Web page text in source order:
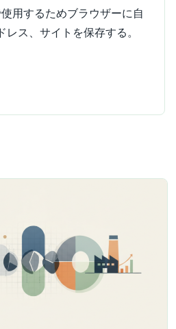
用するためブラウザーに自
ス、サイトを保存する。